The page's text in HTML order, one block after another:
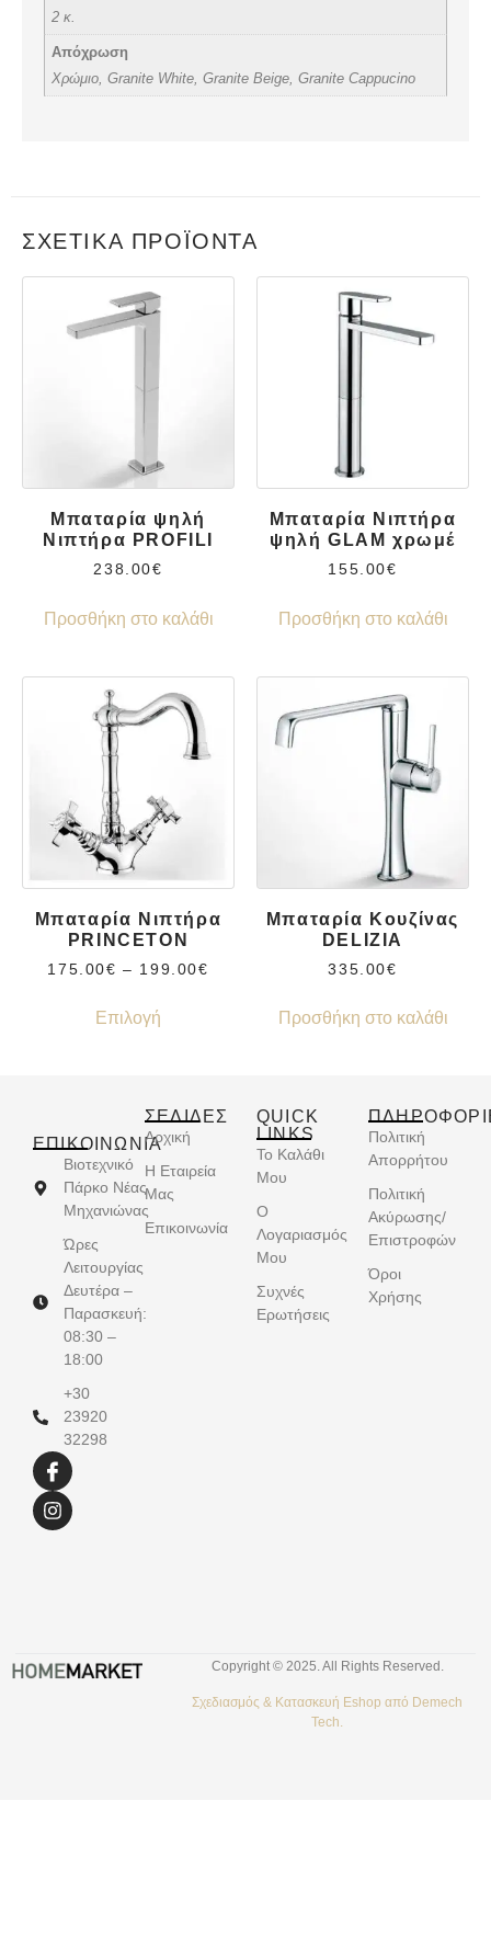
2 κ.
Απόχρωση
Χρώμιo, Granite White, Granite Beige, Granite Cappucino
ΣΧΕΤΙΚΆ ΠΡΟΪΌΝΤΑ
Μπαταρία ψηλή
Νιπτήρα PROFILI
238.00€
Προσθήκη στο καλάθι
Μπαταρία Νιπτήρα
ψηλή GLAM χρωμέ
155.00€
Προσθήκη στο καλάθι
Μπαταρία Νιπτήρα
PRINCETON
175.00€ – 199.00€
Επιλογή
Μπαταρία Κουζίνας
DELIZIA
335.00€
Προσθήκη στο καλάθι
ΕΠΙΚΟΙΝΩΝΊΑ
Βιοτεχνικό
Πάρκο Νέας
Μηχανιώνας
Ώρες
Λειτουργίας
Δευτέρα –
Παρασκευή:
08:30 –
18:00
+30
23920
32298
ΣΕΛΙΔΕΣ
Αρχική
Η Εταιρεία
Μας
Επικοινωνία
QUICK
LINKS
Το Καλάθι
Μου
Ο
Λογαριασμός
Μου
Συχνές
Ερωτήσεις
Πολιτική
Απορρήτου
Πολιτική
Ακύρωσης/
Επιστροφών
Όροι
Χρήσης
Copyright © 2025. All Rights Reserved.
Σχεδιασμός & Κατασκευή Eshop από Demech
Tech.